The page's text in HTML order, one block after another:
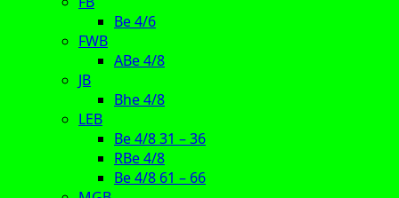
Be 4/6
FWB
ABe 4/8
JB
Bhe 4/8
LEB
Be 4/8 31 – 36
RBe 4/8
Be 4/8 61 – 66